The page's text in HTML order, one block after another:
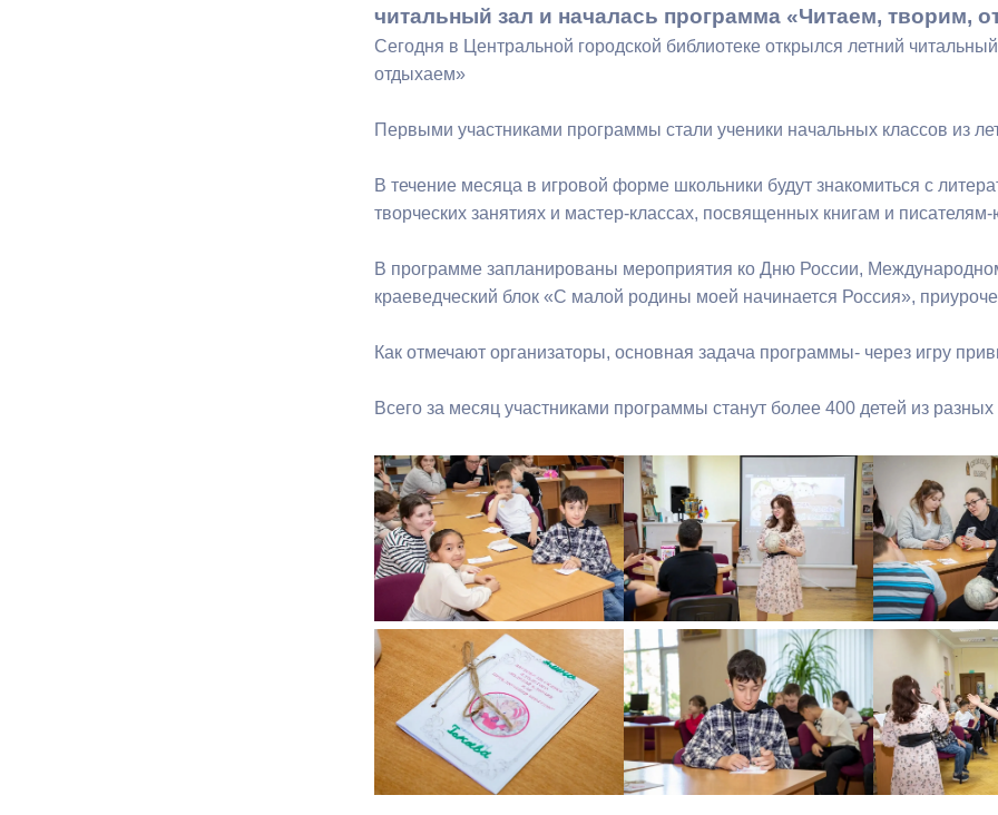
Муниципальный контроль
читальный зал и началась программа «Читаем, творим,
Сегодня в Центральной городской библиотеке открылся летний
отдыхаем»
Первыми участниками программы стали ученики начальных классов из
В течение месяца в игровой форме школьники будут знакомиться с
творческих занятиях и мастер-классах, посвященных книгам и
В программе запланированы мероприятия ко Дню России,
краеведческий блок «С малой родины моей начинается Россия»,
Как отмечают организаторы, основная задача программы- через игру
Всего за месяц участниками программы станут более 400 детей из